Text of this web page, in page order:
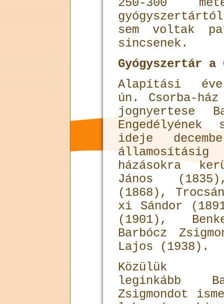
250-300
sem voltak
sincsenek.
Gyógyszertár a
Alapítási
ún. Csorba-
jognyertese
Engedélyének
ideje
házásokra
János
(1868),
xi Sándor
(1901),
Barbócz
Lajos (1938).
Közülük
leginkább
Zsigmondot